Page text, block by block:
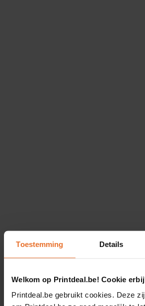
Toestemming Details
Welkom op Printdeal.be! Cookie
Printdeal.be gebruikt cookies. Deze